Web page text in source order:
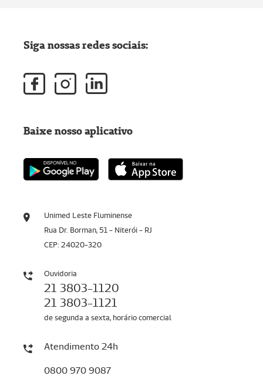
Unimed Leste Fluminense
Rua Dr. Borman, 51 - Niterói - RJ
CEP: 24020-320
Ouvidoria
21 3803-1120
21 3803-1121
de segunda a sexta, horário comercial
Atendimento 24h
0800 970 9087
Siga nossas redes sociais:
Baixe nosso aplicativo